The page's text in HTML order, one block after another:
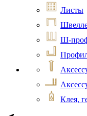
Листы
Ш-
Клея,